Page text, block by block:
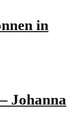
in
Johanna